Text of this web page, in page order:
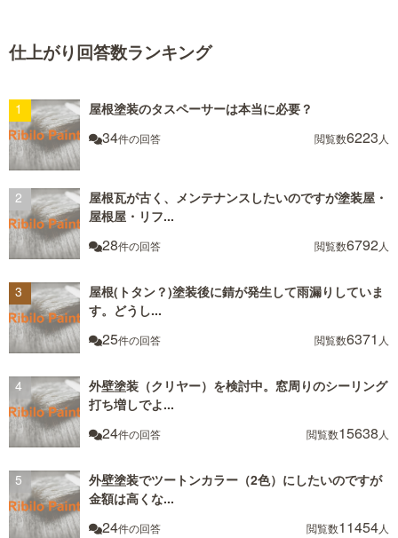
仕上がり回答数ランキング
屋根塗装のタスペーサーは本当に必要？
34件の回答 閲覧数6223 人
屋根瓦が古く、メンテナンスしたいのですが塗装屋・
屋根屋・リフ...
28件の回答 閲覧数6792人
屋根(トタン？)塗装後に錆が発生して雨漏りしていま
す。どうし...
25件の回答 閲覧数6371 人
外壁塗装（クリヤー）を検討中。窓周りのシーリング
打ち増しでよ...
24件の回答 閲覧数15638 人
外壁塗装でツートンカラー（2色）にしたいのですが
金額は高くな...
24件の回答 閲覧数11454人